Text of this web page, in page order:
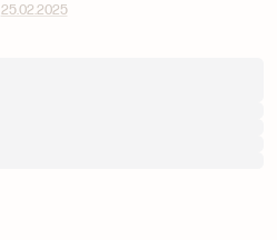
25.02.2025